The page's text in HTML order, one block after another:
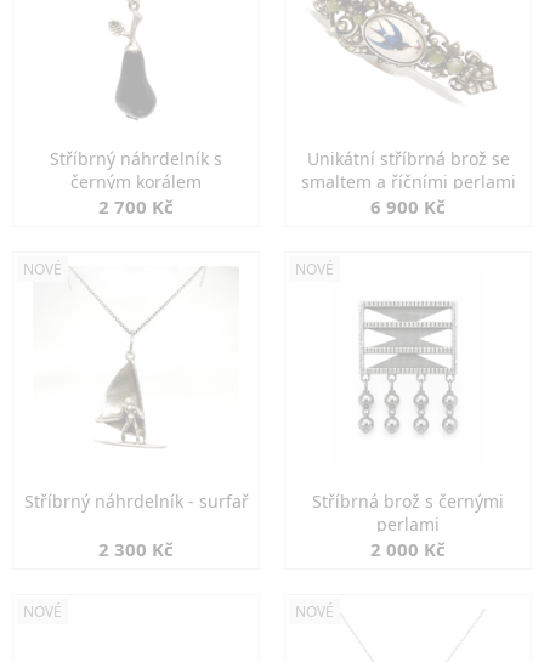
Stříbrný náhrdelník s
černým korálem
2 700 Kč
Unikátní stříbrná brož se
smaltem a říčními perlami
6 900 Kč
NOVÉ
Stříbrný náhrdelník - surfař
2 300 Kč
NOVÉ
Stříbrná brož s černými
perlami
2 000 Kč
NOVÉ NOVÉ